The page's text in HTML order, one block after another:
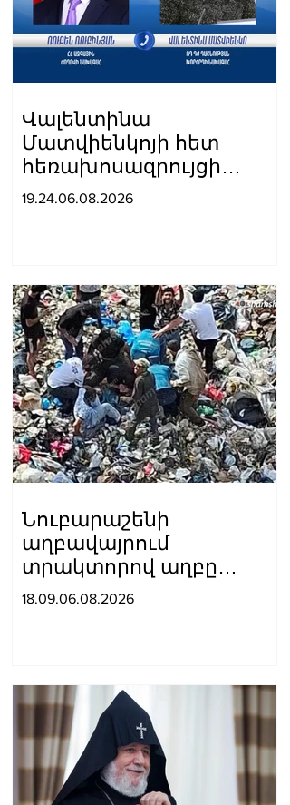
Վալենտինա
Մատվիենկոյի հետ
հեռախոսազրույցի
ընթացքում Ռուբեն
արտահանման անհիմն
սահմանափակումները
մտահոգիչ են
19.24.06.08.2026
Նուբարաշենի
աղբավայրում
տրակտորով աղբը
հրելիս այն լցվել է 29-
18.09.06.08.2026